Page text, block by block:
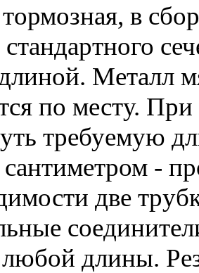
в
Металл
по месту. При
требуемую
-
две
длины.